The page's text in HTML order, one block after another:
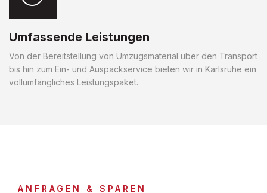
Umfassende Leistungen
Von der Bereitstellung von Umzugsmaterial über den Transport
bis hin zum Ein- und Auspackservice bieten wir in Karlsruhe ein
vollumfängliches Leistungspaket.
ANFRAGEN & SPAREN